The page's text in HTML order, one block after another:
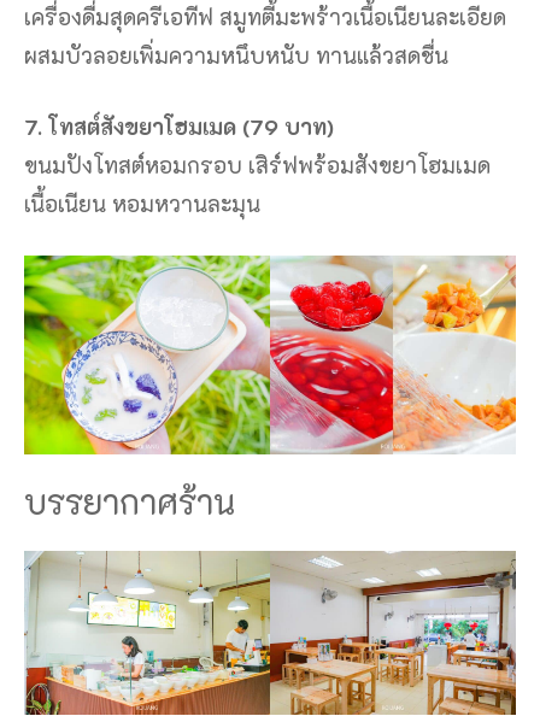
เครื่องดื่มสุดครีเอทีฟ สมูทตี้มะพร้าวเนื้อเนียนละเอียด
ผสมบัวลอยเพิ่มความหนึบหนับ ทานแล้วสดชื่น
7. โทสต์สังขยาโฮมเมด (79 บาท)
ขนมปังโทสต์หอมกรอบ เสิร์ฟพร้อมสังขยาโฮมเมด
เนื้อเนียน หอมหวานละมุน
บรรยากาศร้าน